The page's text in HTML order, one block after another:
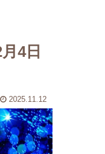
4日
2025.11.12